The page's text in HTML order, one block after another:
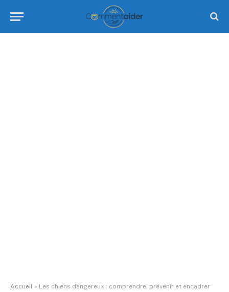
Accueil » Les chiens dangereux : comprendre, prévenir et encadrer